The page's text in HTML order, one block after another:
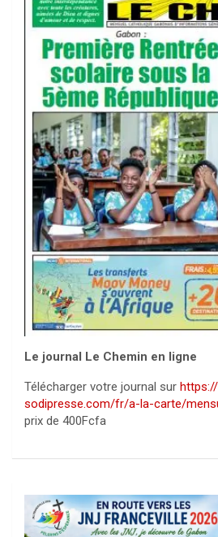
Le journal Le Chemin en ligne
Télécharger votre journal sur
sodipresse.com/fr/a-la-carte/
prix de 400Fcfa